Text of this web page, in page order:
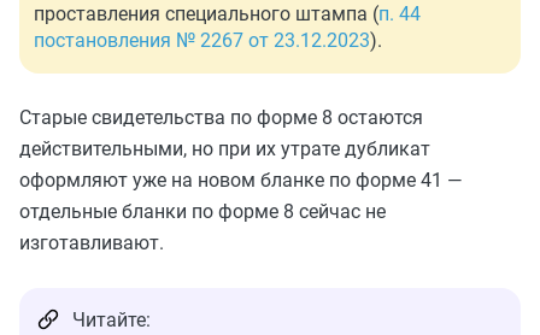
проставления специального штампа (п. 44
постановления № 2267 от 23.12.2023).
Старые свидетельства по форме 8 остаются
действительными, но при их утрате дубликат
оформляют уже на новом бланке по форме 41 —
отдельные бланки по форме 8 сейчас не
изготавливают.
Читайте: